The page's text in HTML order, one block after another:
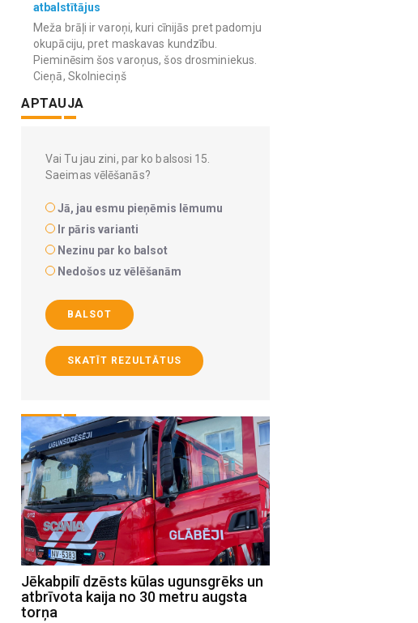
atbalstītājus
Meža brāļi ir varoņi, kuri cīnijās pret padomju
okupāciju, pret maskavas kundzību.
Pieminēsim šos varoņus, šos drosminiekus.
Cieņā, Skolnieciņš
APTAUJA
Vai Tu jau zini, par ko balsosi 15.
Saeimas vēlēšanās?
Jā, jau esmu pieņēmis lēmumu
Ir pāris varianti
Nezinu par ko balsot
Nedošos uz vēlēšanām
BALSOT
SKATĪT REZULTĀTUS
Jēkabpilī dzēsts kūlas ugunsgrēks un
atbrīvota kaija no 30 metru augsta
torņa